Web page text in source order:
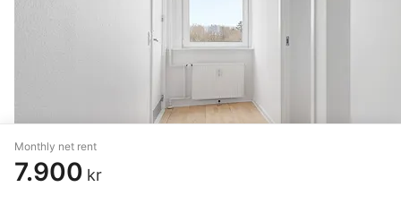
Monthly net rent
7.900 kr